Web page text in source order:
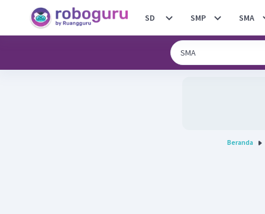
SD SMP SMA
Beranda